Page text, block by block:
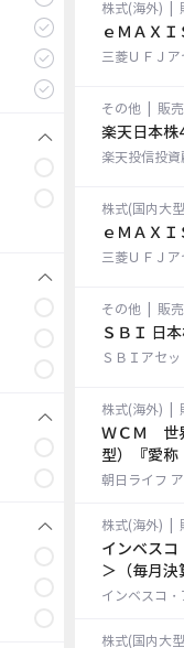
株式(海外)
ｅＭＡＸ
三菱ＵＦＪ
その他 販
楽天日本株
楽天投信投資
株式(国内大
ｅＭＡＸ
三菱ＵＦＪ
その他 販
ＳＢＩ 日
ＳＢＩアセ
株式(海外)
ＷＣＭ　世
型）『愛称
朝日ライフ
株式(海外)
インベスコ
＞（毎月決
インベスコ
株式(国内大